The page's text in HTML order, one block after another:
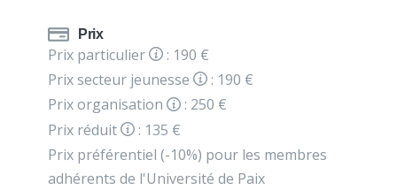
Prix
Prix particulier
: 190 €
Prix secteur jeunesse
: 190 €
Prix organisation
: 250 €
Prix réduit
: 135 €
Prix préférentiel (-10%) pour les membres
adhérents de l'Université de Paix